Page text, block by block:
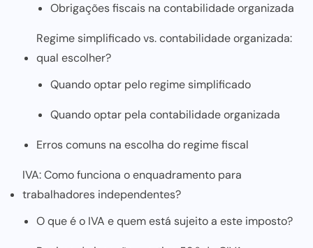
Obrigações fiscais na contabilidade organizada
Regime simplificado vs. contabilidade organizada:
qual escolher?
Quando optar pelo regime simplificado
Quando optar pela contabilidade organizada
Erros comuns na escolha do regime fiscal
IVA: Como funciona o enquadramento para
trabalhadores independentes?
O que é o IVA e quem está sujeito a este imposto?